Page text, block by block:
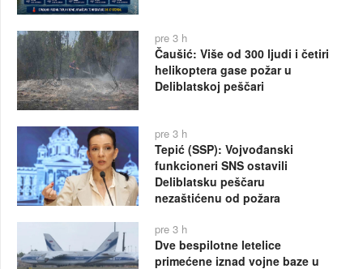
pre 3 h
Čaušić: Više od 300 ljudi i četiri
helikoptera gase požar u
Deliblatskoj peščari
pre 3 h
Tepić (SSP): Vojvođanski
funkcioneri SNS ostavili
Deliblatsku peščaru
nezaštićenu od požara
pre 3 h
Dve bespilotne letelice
primećene iznad vojne baze u